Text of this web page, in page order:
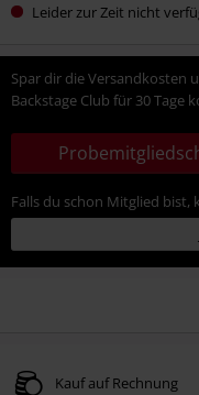
Leider zur Zeit nicht
Spar dir die Versandkosten
Backstage Club für 30 Tage
Falls du schon Mitglied bist,
Kauf auf Rechnung